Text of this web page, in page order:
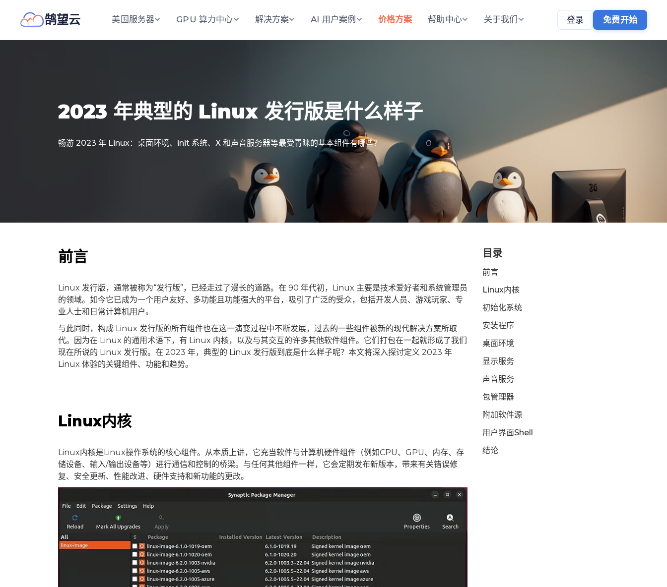
鹄望云 美国服务器 GPU 算力中心 解决方案 AI 用户案例 价格方案 帮助中心 关于我们 登录 免费开始
2023 年典型的 Linux 发行版是什么样子
畅游 2023 年 Linux：桌面环境、init 系统、X 和声音服务器等最受青睐的基本组件有哪些？
前言
Linux 发行版，通常被称为“发行版”，已经走过了漫长的道路。在 90 年代初，Linux 主要是技术爱好者和系统管理员
的领域。如今它已成为一个用户友好、多功能且功能强大的平台，吸引了广泛的受众，包括开发人员、游戏玩家、专
业人士和日常计算机用户。
与此同时，构成 Linux 发行版的所有组件也在这一演变过程中不断发展，过去的一些组件被新的现代解决方案所取
代。因为在 Linux 的通用术语下，有 Linux 内核，以及与其交互的许多其他软件组件。它们打包在一起就形成了我们
现在所说的 Linux 发行版。在 2023 年，典型的 Linux 发行版到底是什么样子呢？本文将深入探讨定义 2023 年
Linux 体验的关键组件、功能和趋势。
Linux内核
Linux内核是Linux操作系统的核心组件。从本质上讲，它充当软件与计算机硬件组件（例如CPU、GPU、内存、存
储设备、输入/输出设备等）进行通信和控制的桥梁。与任何其他组件一样，它会定期发布新版本，带来有关错误修
复、安全更新、性能改进、硬件支持和新功能的更改。
目录
前言
Linux内核
初始化系统
安装程序
桌面环境
显示服务
声音服务
包管理器
附加软件源
用户界面Shell
结论